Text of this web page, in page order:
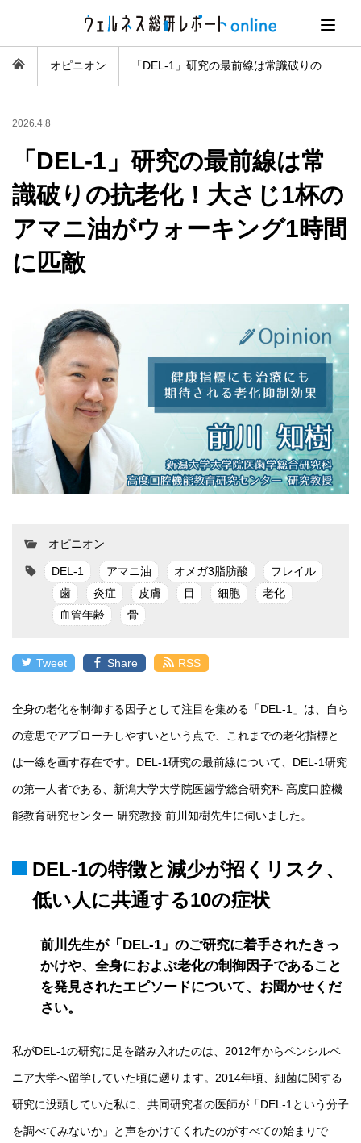
オピニオン
2026.4.8
「DEL-1」研究の最前線は常
識破りの抗老化！大さじ1杯の
アマニ油がウォーキング1時間
に匹敵
オピニオン
DEL-1 アマニ油 オメガ3脂肪酸
フレイル
歯
炎症 皮膚 目 細胞
老化
血管年齢
骨
Tweet Share RSS
全身の老化を制御する因子として注目を集める「DEL-1」は、自ら
の意思でアプローチしやすいという点で、これまでの老化指標と
は一線を画す存在です。DEL-1研究の最前線について、DEL-1研究
の第一人者である、新潟大学大学院医歯学総合研究科 高度口腔機
能教育研究センター 研究教授 前川知樹先生に伺いました。
DEL-1の特徴と減少が招くリスク、
低い人に共通する10の症状
前川先生が「DEL-1」のご研究に着手されたきっ
かけや、全身におよぶ老化の制御因子であること
を発見されたエピソードについて、お聞かせくだ
さい。
私がDEL-1の研究に足を踏み入れたのは、2012年からペンシルベ
ニア大学へ留学していた頃に遡ります。2014年頃、細菌に関する
研究に没頭していた私に、共同研究者の医師が「DEL-1という分子
を調べてみないか」と声をかけてくれたのがすべての始まりで